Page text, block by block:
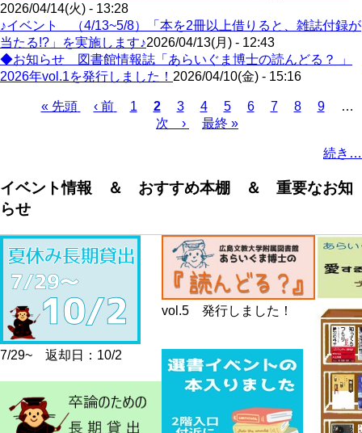
2026/04/14(火) - 13:28
♪イベント （4/13~5/8）「本を2冊以上借りると、雑誌付録が
当たる!?」を実施します♪2026/04/13(月) - 12:43
◆お知らせ 図書館情報誌「あらいぐま博士の読んどる？ 」
2026年vol.1を発行しました！ 2026/04/10(金) - 15:16
り
先
« 先頭
前
‹ 前 Page
1
カ
レ
ー
2 Page
3 Page
4 Page
5 Page
6 Page
7 Page
8 Page
9
…
次
次 ›
最
ジ
最終 »
続き…
イベント情報 ＆ おすすめ本棚 ＆ 重要なお知
らせ
7/29~ 返却日：10/2
vol.5 発行しました！